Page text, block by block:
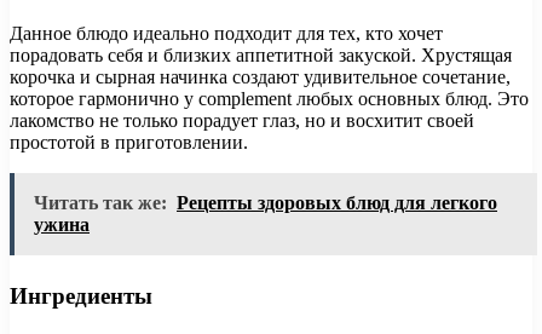
Данное блюдо идеально подходит для тех, кто хочет
порадовать себя и близких аппетитной закуской. Хрустящая
корочка и сырная начинка создают удивительное сочетание,
которое гармонично у complement любых основных блюд. Это
лакомство не только порадует глаз, но и восхитит своей
простотой в приготовлении.
Читать так же: Рецепты здоровых блюд для легкого
ужина
Ингредиенты